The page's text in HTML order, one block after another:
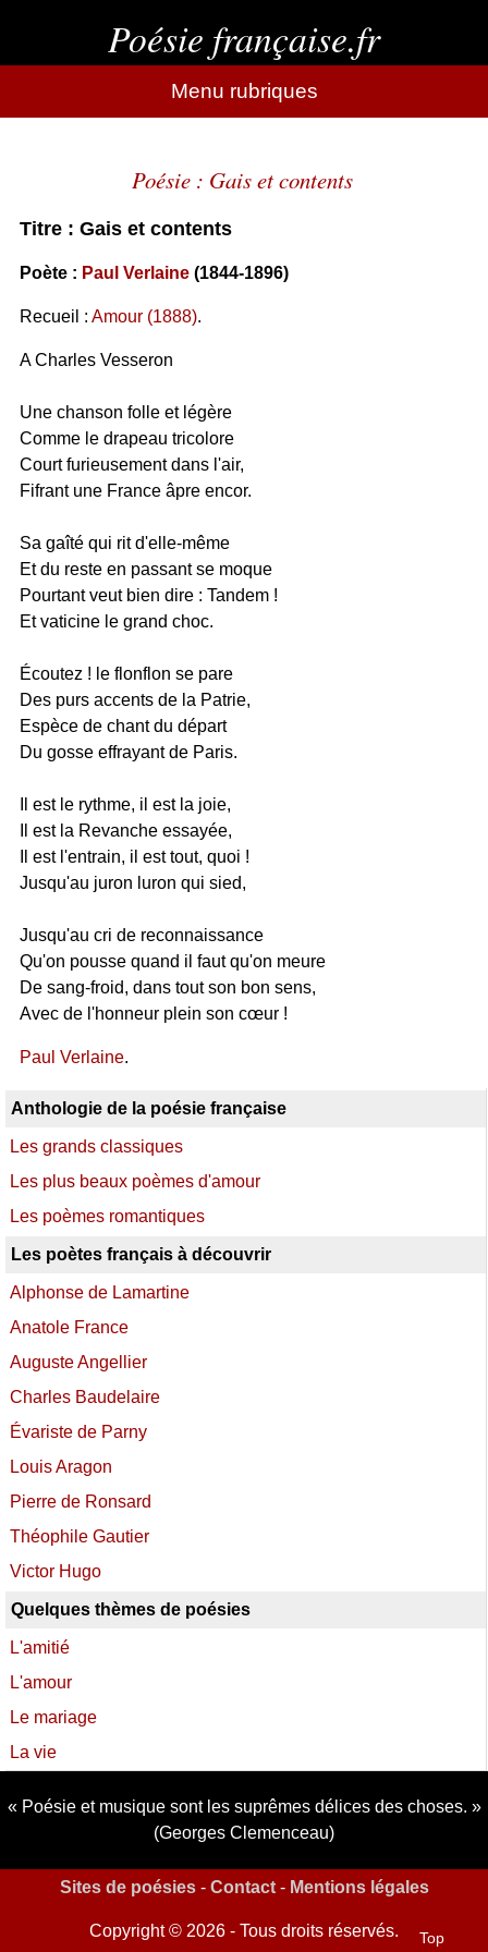
Poésie française.fr
Menu rubriques
Poésie : Gais et contents
Titre : Gais et contents
Poète : Paul Verlaine(1844-1896)
Recueil : Amour (1888).
A Charles Vesseron
Une chanson folle et légère
Comme le drapeau tricolore
Court furieusement dans l'air,
Fifrant une France âpre encor.
Sa gaîté qui rit d'elle-même
Et du reste en passant se moque
Pourtant veut bien dire : Tandem !
Et vaticine le grand choc.
Écoutez ! le flonflon se pare
Des purs accents de la Patrie,
Espèce de chant du départ
Du gosse effrayant de Paris.
Il est le rythme, il est la joie,
Il est la Revanche essayée,
Il est l'entrain, il est tout, quoi !
Jusqu'au juron luron qui sied,
Jusqu'au cri de reconnaissance
Qu'on pousse quand il faut qu'on meure
De sang-froid, dans tout son bon sens,
Avec de l'honneur plein son cœur !
Paul Verlaine.
Anthologie de la poésie française
Les grands classiques
Les plus beaux poèmes d'amour
Les poèmes romantiques
Les poètes français à découvrir
Alphonse de Lamartine
Anatole France
Auguste Angellier
Charles Baudelaire
Évariste de Parny
Louis Aragon
Pierre de Ronsard
Théophile Gautier
Victor Hugo
Quelques thèmes de poésies
L'amitié
L'amour
Le mariage
La vie
Poésie et musique sont les suprêmes délices des choses.
(Georges Clemenceau)
Sites de poésies- Contact- Mentions légales
Copyright © 2026 - Tous droits réservés. Top